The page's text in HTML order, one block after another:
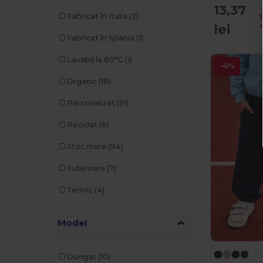
Proact
Fabricat în Italia (2)
Fabricat în Spania (1)
Lavabil la 60°C (1)
Organic (18)
Personalizat (51)
Reciclat (6)
Stoc mare (94)
Sublimare (7)
Termic (4)
Model
Dungat (10)
13,37
lei
-41%